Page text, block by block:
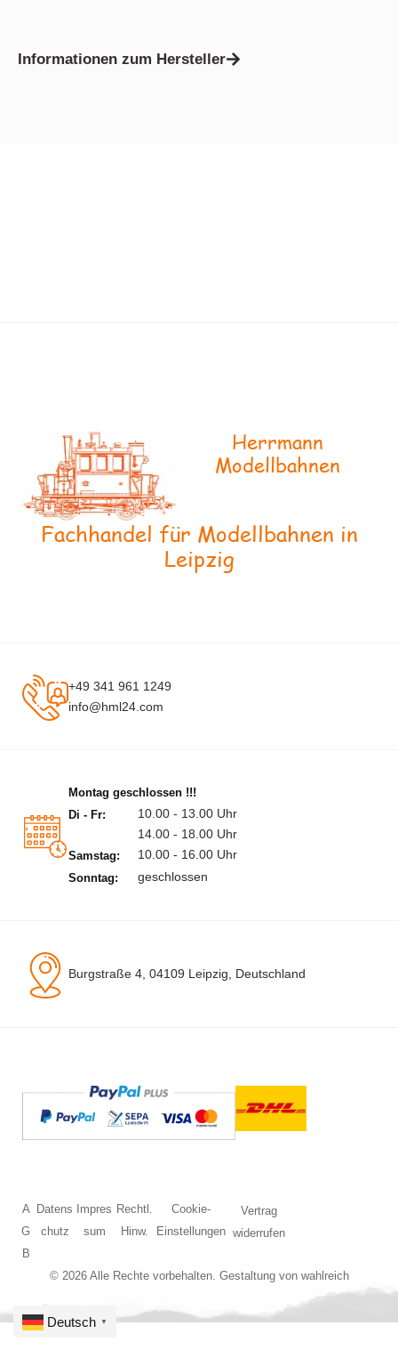
Informationen zum Hersteller
Herrmann
Modellbahnen
Fachhandel für Modellbahnen in
Leipzig
+49 341 961 1249
info@hml24.com
Montag geschlossen !!!
Di - Fr:
10.00 - 13.00 Uhr
14.00 - 18.00 Uhr
Samstag: 10.00 - 16.00 Uhr
Sonntag: geschlossen
Burgstraße 4, 04109 Leipzig, Deutschland
© 2026 Alle Rechte vorbehalten. Gestaltung von wahlreich
A
G
B
Datens
chutz
Impres
sum
Rechtl.
Hinw.
Cookie-
Einstellungen
Vertrag
widerrufen
Deutsch ▼